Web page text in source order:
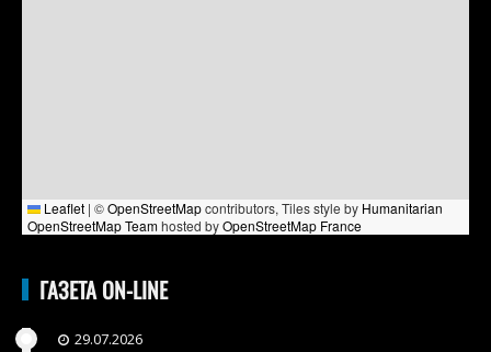
Leaflet | ©OpenStreetMapcontributors, Tiles style by Humanitarian
OpenStreetMap Teamhosted byOpenStreetMap France
ГАЗЕТА ON-LINE
29.07.2026